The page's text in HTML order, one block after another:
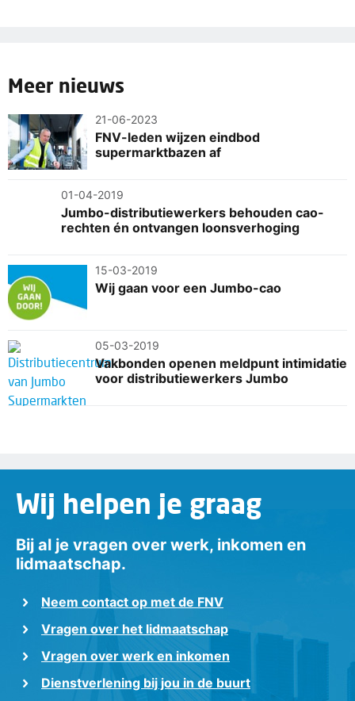
Meer nieuws
21-06-2023
FNV-leden wijzen eindbod
supermarktbazen af
01-04-2019
Jumbo-distributiewerkers behouden cao-
rechten én ontvangen loonsverhoging
15-03-2019
Wij gaan voor een Jumbo-cao
05-03-2019
Vakbonden openen meldpunt intimidatie
voor distributiewerkers Jumbo
Wij helpen je graag
Bij al je vragen over werk, inkomen en
lidmaatschap.
Neem contact op met de FNV
Vragen over het lidmaatschap
Vragen over werk en inkomen
Dienstverlening bij jou in de buurt